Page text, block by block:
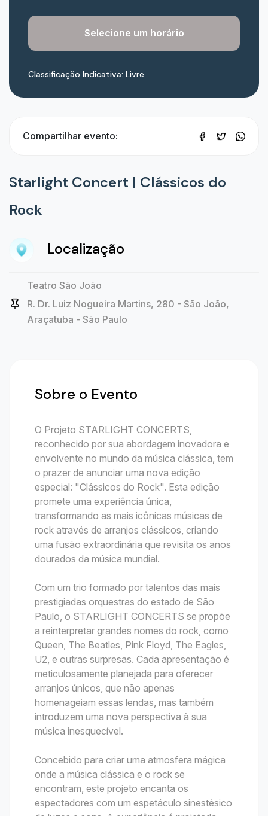
Starlight Concert | Clássicos do
Rock
Localização
Teatro São João
R. Dr. Luiz Nogueira Martins, 280 - São João,
Araçatuba - São Paulo
Sobre o Evento
O Projeto STARLIGHT CONCERTS,
reconhecido por sua abordagem inovadora e
envolvente no mundo da música clássica, tem
o prazer de anunciar uma nova edição
especial: "Clássicos do Rock". Esta edição
promete uma experiência única,
transformando as mais icônicas músicas de
rock através de arranjos clássicos, criando
uma fusão extraordinária que revisita os anos
dourados da música mundial.
Com um trio formado por talentos das mais
prestigiadas orquestras do estado de São
Paulo, o STARLIGHT CONCERTS se propõe
a reinterpretar grandes nomes do rock, como
Queen, The Beatles, Pink Floyd, The Eagles,
U2, e outras surpresas. Cada apresentação é
meticulosamente planejada para oferecer
arranjos únicos, que não apenas
homenageiam essas lendas, mas também
introduzem uma nova perspectiva à sua
música inesquecível.
Concebido para criar uma atmosfera mágica
onde a música clássica e o rock se
encontram, este projeto encanta os
espectadores com um espetáculo sinestésico
Selecione um horário
Classificação Indicativa: Livre
Compartilhar evento: